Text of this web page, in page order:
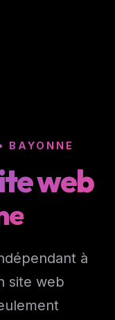
BAYONNE
web
à
site web